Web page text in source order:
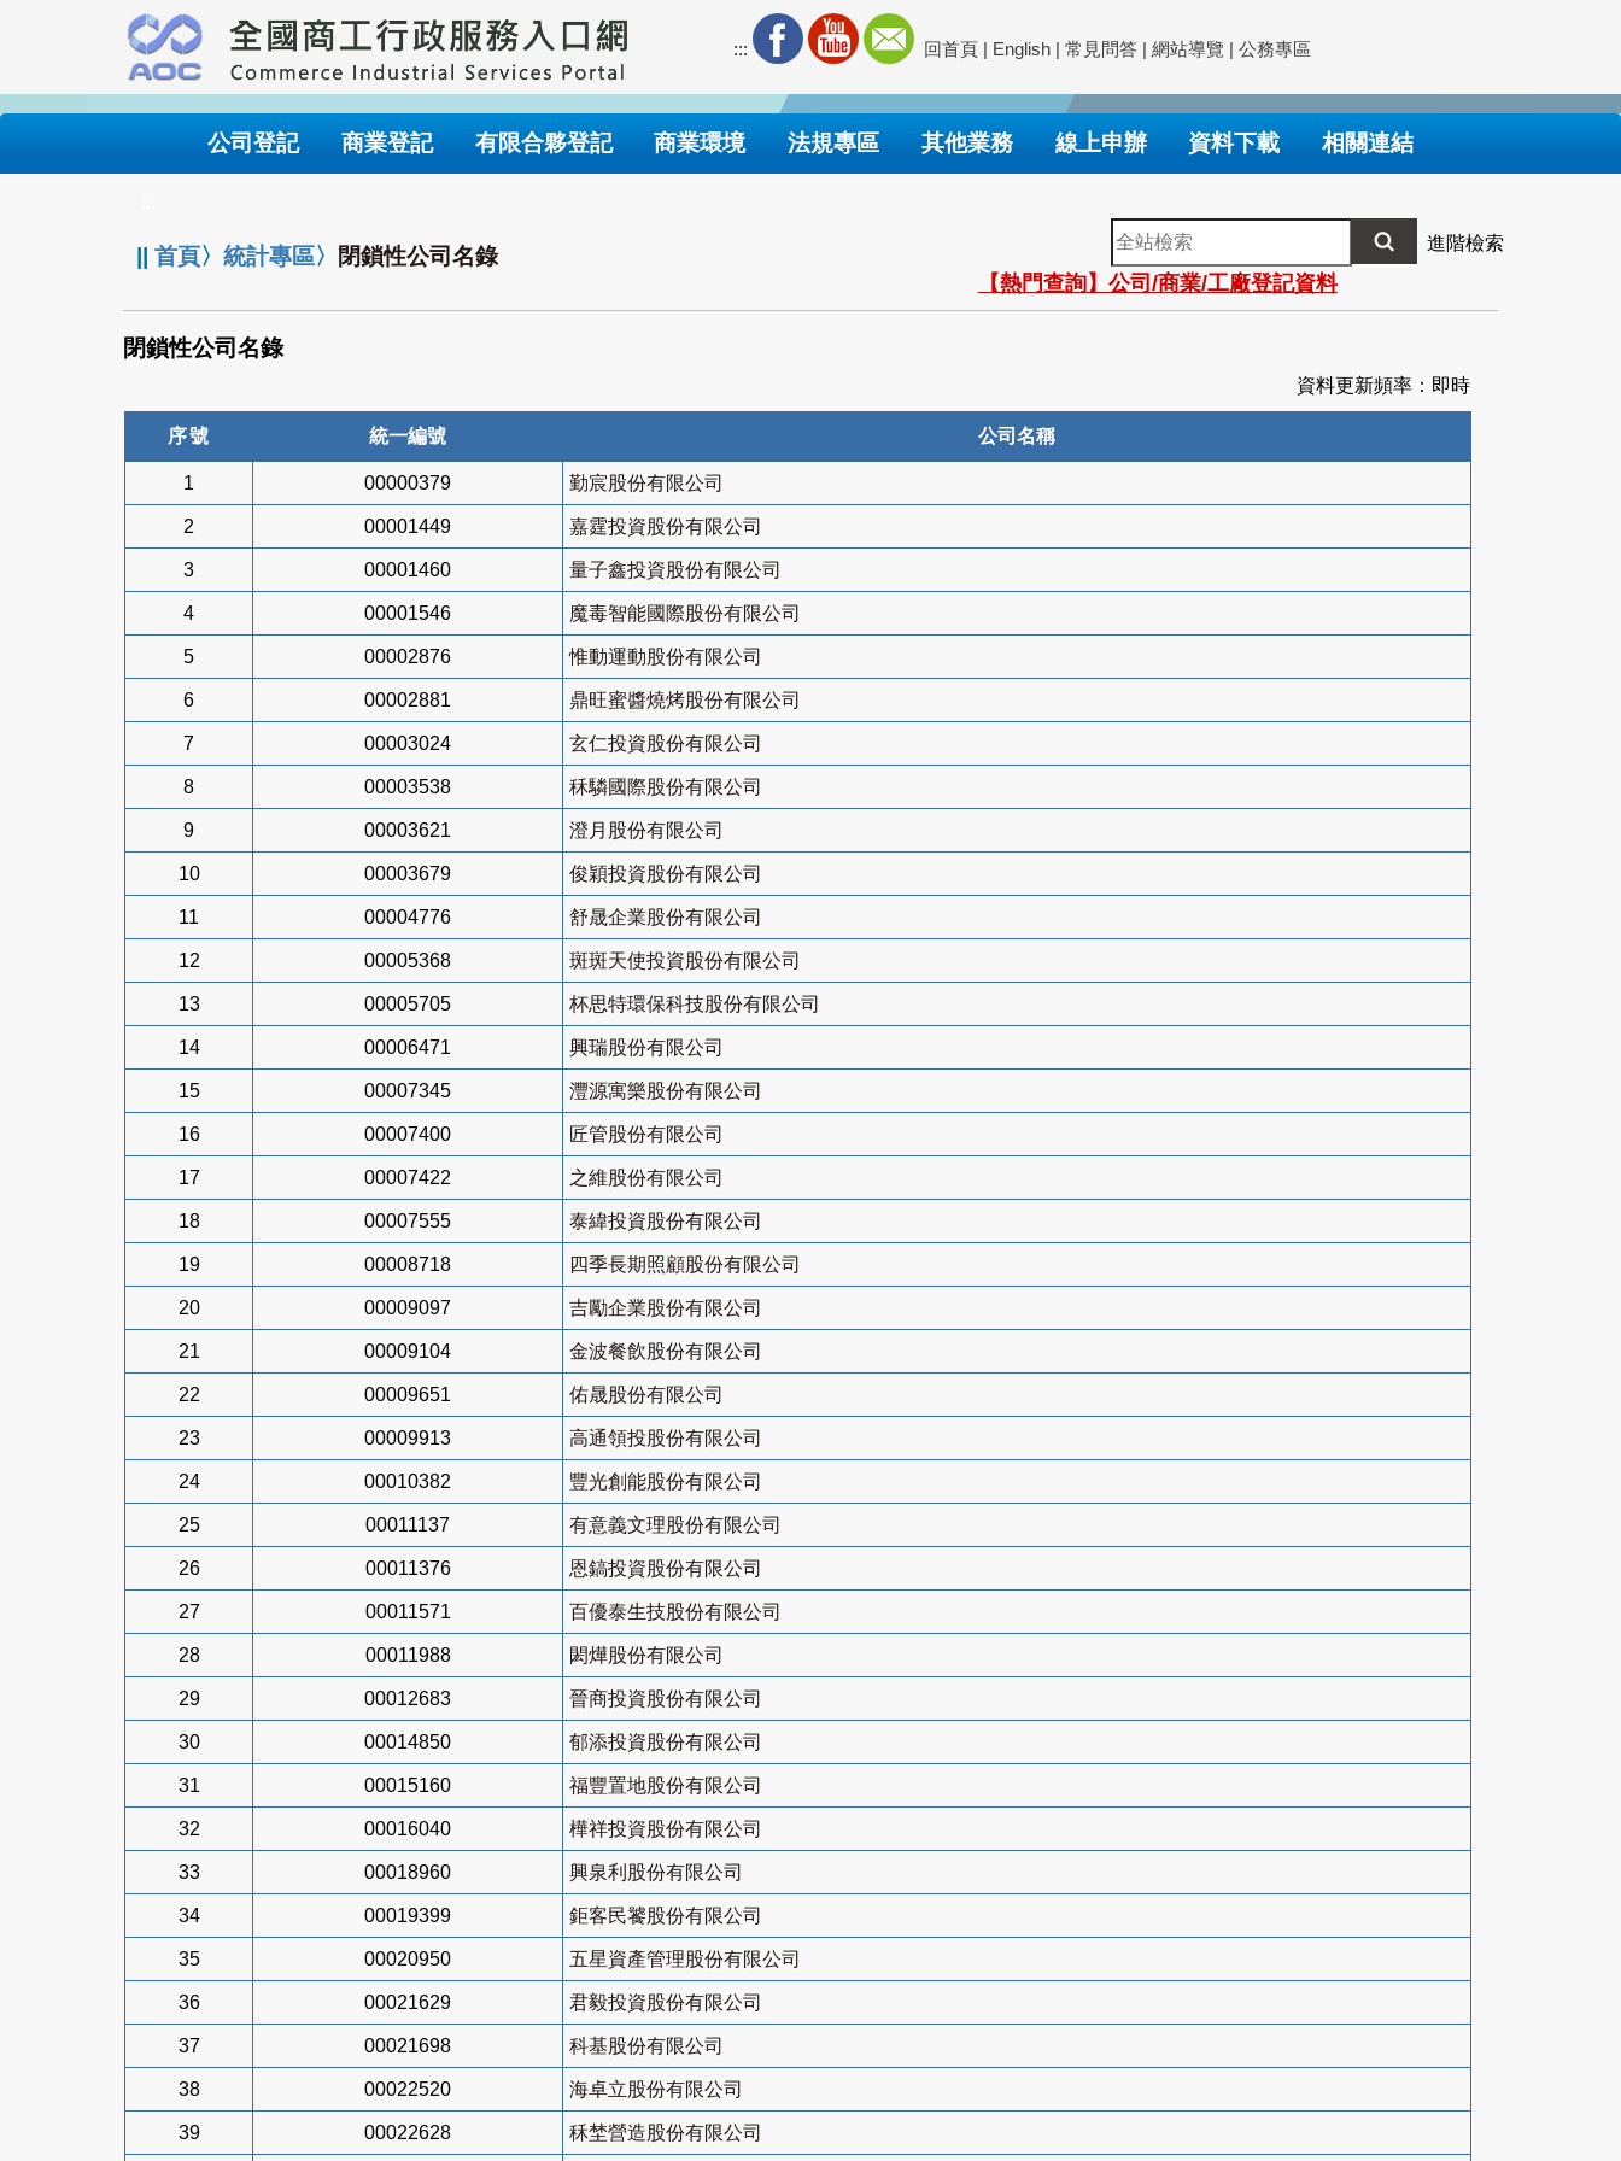
要
內
::: 回首頁 | English | 常見問答 | 網站導覽 | 公務專區
公司登記 商業登記 有限合夥登記 商業環境 法規專區 其他業務 線上申辦 資料下載 相關連結
||首頁〉統計專區〉 閉鎖性公司名錄
全
站
檢
索
進階檢索
【熱門查詢】公司/商業/工廠登記資料
閉鎖性公司名錄
資料更新頻率：即時
序號 統一編號 公司名稱
1 00000379 勤宸股份有限公司
2 00001449 嘉霆投資股份有限公司
3 00001460 量子鑫投資股份有限公司
4 00001546 魔毒智能國際股份有限公司
5 00002876 惟動運動股份有限公司
6 00002881 鼎旺蜜醬燒烤股份有限公司
7 00003024 玄仁投資股份有限公司
8 00003538 秝驎國際股份有限公司
9 00003621 澄月股份有限公司
10 00003679 俊穎投資股份有限公司
11 00004776 舒晟企業股份有限公司
12 00005368 斑斑天使投資股份有限公司
13 00005705 杯思特環保科技股份有限公司
14 00006471 興瑞股份有限公司
15 00007345 灃源寓樂股份有限公司
16 00007400 匠管股份有限公司
17 00007422 之維股份有限公司
18 00007555 泰緯投資股份有限公司
19 00008718 四季長期照顧股份有限公司
20 00009097 吉勵企業股份有限公司
21 00009104 金波餐飲股份有限公司
22 00009651 佑晟股份有限公司
23 00009913 高通領投股份有限公司
24 00010382 豐光創能股份有限公司
25 00011137 有意義文理股份有限公司
26 00011376 恩鎬投資股份有限公司
27 00011571 百優泰生技股份有限公司
28 00011988 閎燁股份有限公司
29 00012683 晉商投資股份有限公司
30 00014850 郁添投資股份有限公司
31 00015160 福豐置地股份有限公司
32 00016040 樺祥投資股份有限公司
33 00018960 興泉利股份有限公司
34 00019399 鉅客民饕股份有限公司
35 00020950 五星資產管理股份有限公司
36 00021629 君毅投資股份有限公司
37 00021698 科基股份有限公司
38 00022520 海卓立股份有限公司
39 00022628 秝埜營造股份有限公司